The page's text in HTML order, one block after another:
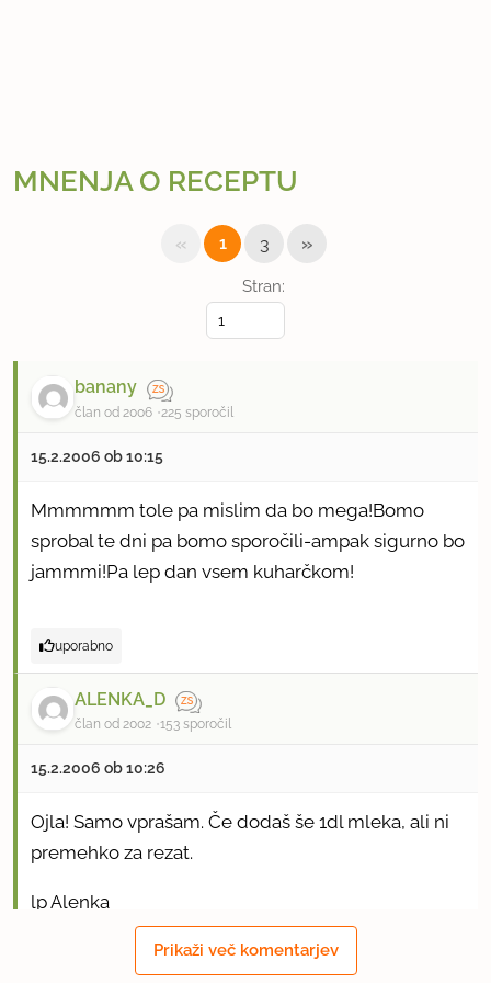
MNENJA O RECEPTU
Stran:
« 1 3 »
banany
član od 2006 225 sporočil
15.2.2006 ob 10:15
Mmmmmm tole pa mislim da bo mega!Bomo
sprobal te dni pa bomo sporočili-ampak sigurno bo
jammmi!Pa lep dan vsem kuharčkom!
uporabno
ALENKA_D
član od 2002 153 sporočil
15.2.2006 ob 10:26
Ojla! Samo vprašam. Če dodaš še 1dl mleka, ali ni
premehko za rezat.
lp Alenka
Prikaži več komentarjev